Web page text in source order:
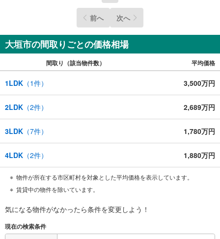
前へ 次へ
大垣市の間取りごとの価格相場
間取り（該当物件数） 平均価格
1LDK （1件） 3,500万円
2LDK （2件） 2,689万円
3LDK （7件） 1,780万円
4LDK （2件） 1,880万円
物件が所在する市区町村を対象とした平均価格を表示しています。
賃貸中の物件を除いています。
気になる物件がなかったら条件を変更しよう！
現在の検索条件